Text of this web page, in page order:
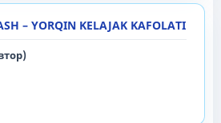
– YORQIN KELAJAK KAFOLATI